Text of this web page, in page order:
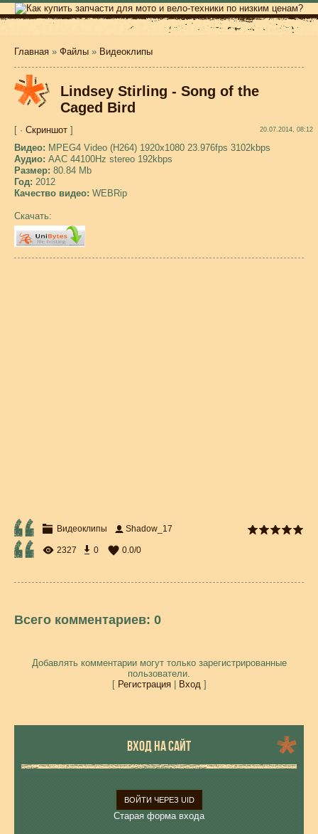
Главная » Файлы » Видеоклипы
Lindsey Stirling - Song of the
Caged Bird
[ · Скриншот ] 20.07.2014, 08:12
Видео: MPEG4 Video (H264) 1920x1080 23.976fps 3102kbps
Аудио: AAC 44100Hz stereo 192kbps
Размер: 80.84 Mb
Год: 2012
Качество видео: WEBRip
Скачать:
Видеоклипы Shadow_17
2327 0 0.0/0
Всего комментариев: 0
Добавлять комментарии могут только зарегистрированные
пользователи.
[ Регистрация| Вход]
ВХОД НА САЙТ
ВОЙТИ ЧЕРЕЗ UID
Старая форма входа